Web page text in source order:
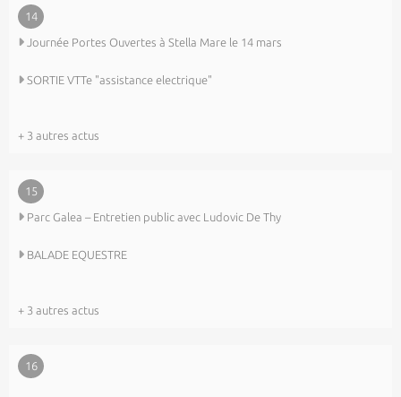
14
Journée Portes Ouvertes à Stella Mare le 14 mars
SORTIE VTTe "assistance electrique"
+ 3 autres actus
15
Parc Galea – Entretien public avec Ludovic De Thy
BALADE EQUESTRE
+ 3 autres actus
16